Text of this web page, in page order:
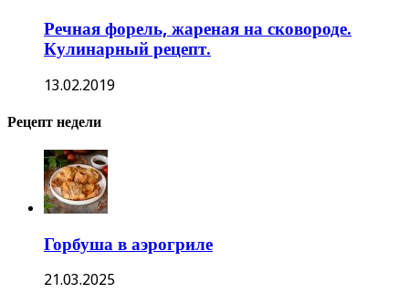
Речная форель, жареная на сковороде.
Кулинарный рецепт.
13.02.2019
Рецепт недели
Горбуша в аэрогриле
21.03.2025